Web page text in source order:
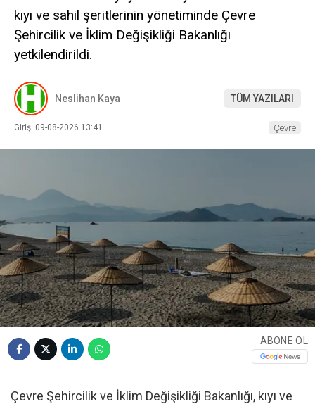
kıyı ve sahil şeritlerinin yönetiminde Çevre
Şehircilik ve İklim Değişikliği Bakanlığı
yetkilendirildi.
Neslihan Kaya TÜM YAZILARI
Giriş: 09-08-2026 13:41 Çevre
ABONE OL
Çevre Şehircilik ve İklim Değişikliği Bakanlığı, kıyı ve